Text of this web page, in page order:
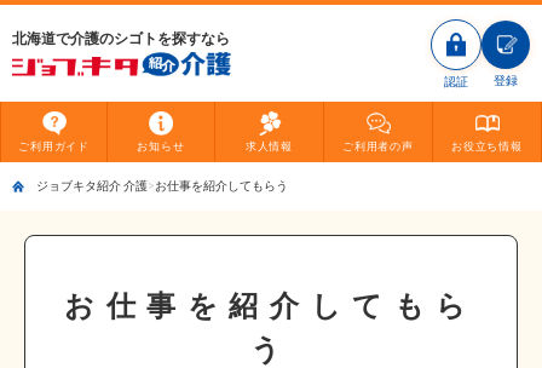
北海道で介護のシゴトを探すなら
認証 登録
ご利用 ガイド お知らせ 求人情報 ご利用者の声 お役立ち情報
ジョブキタ紹介 介護 お仕事を紹介してもらう
お仕事を紹介してもら
う